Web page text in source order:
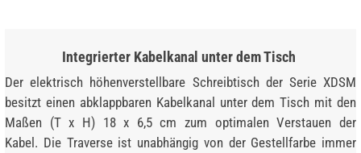
Integrierter Kabelkanal unter dem Tisch
Der elektrisch höhenverstellbare Schreibtisch der Serie XDSM
besitzt einen abklappbaren Kabelkanal unter dem Tisch mit den
Maßen (T x H) 18 x 6,5 cm zum optimalen Verstauen der
Kabel. Die Traverse ist unabhängig von der Gestellfarbe immer